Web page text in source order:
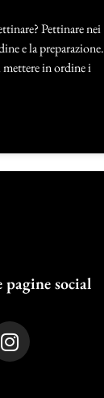
Pettinare nei
e la preparazione.
mettere in ordine i
pagine social
I
n